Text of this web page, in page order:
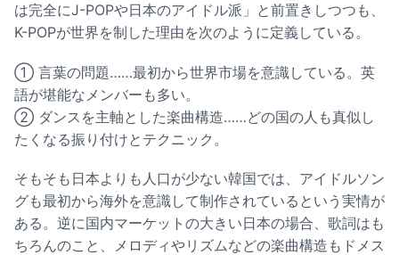
は完全にJ-POPや日本のアイドル派」と前置きしつつも、
K-POPが世界を制した理由を次のように定義している。
① 言葉の問題……最初から世界市場を意識している。英
語が堪能なメンバーも多い。
② ダンスを主軸とした楽曲構造……どの国の人も真似し
たくなる振り付けとテクニック。
そもそも日本よりも人口が少ない韓国では、アイドルソン
グも最初から海外を意識して制作されているという実情が
ある。逆に国内マーケットの大きい日本の場合、歌詞はも
ちろんのこと、メロディやリズムなどの楽曲構造もドメス